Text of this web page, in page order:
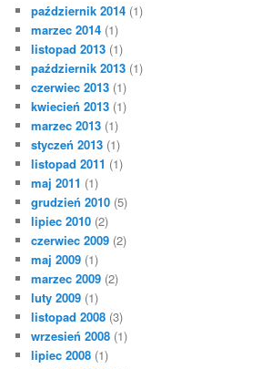
październik 2014 (1)
marzec 2014 (1)
listopad 2013 (1)
październik 2013 (1)
czerwiec 2013 (1)
kwiecień 2013 (1)
marzec 2013 (1)
styczeń 2013 (1)
listopad 2011 (1)
maj 2011 (1)
grudzień 2010 (5)
lipiec 2010 (2)
czerwiec 2009 (2)
maj 2009 (1)
marzec 2009 (2)
luty 2009 (1)
listopad 2008 (3)
wrzesień 2008 (1)
lipiec 2008 (1)